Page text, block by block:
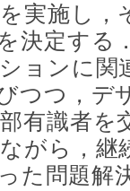
実施し，
決定する
ョンに関
つつ，デ
有識者を
がら，継
た問題解